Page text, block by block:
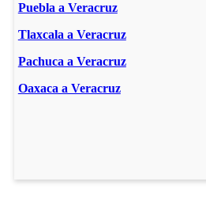
Puebla a Veracruz
Tlaxcala a Veracruz
Pachuca a Veracruz
Oaxaca a Veracruz